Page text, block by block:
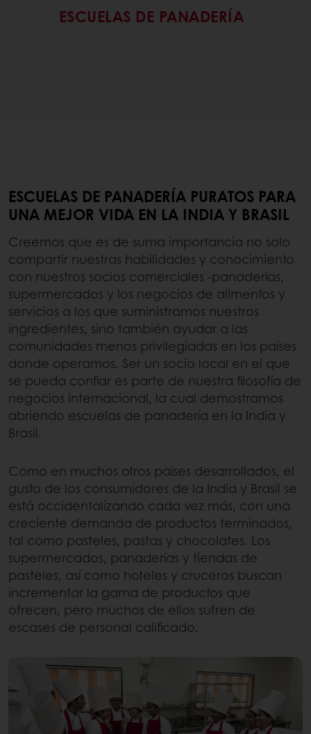
ESCUELAS DE PANADERÍA
ESCUELAS DE PANADERÍA PURATOS PARA
UNA MEJOR VIDA EN LA INDIA Y BRASIL
Creemos que es de suma importancia no solo
compartir nuestras habilidades y conocimiento
con nuestros socios comerciales -panaderías,
supermercados y los negocios de alimentos y
servicios a los que suministramos nuestros
ingredientes, sino también ayudar a las
comunidades menos privilegiadas en los países
donde operamos. Ser un socio local en el que
se pueda confiar es parte de nuestra filosofía de
negocios internacional, la cual demostramos
abriendo escuelas de panadería en la India y
Brasil.
Como en muchos otros países desarrollados, el
gusto de los consumidores de la India y Brasil se
está occidentalizando cada vez más, con una
creciente demanda de productos terminados,
tal como pasteles, pastas y chocolates. Los
supermercados, panaderías y tiendas de
pasteles, así como hoteles y cruceros buscan
incrementar la gama de productos que
ofrecen, pero muchos de ellos sufren de
escases de personal calificado.